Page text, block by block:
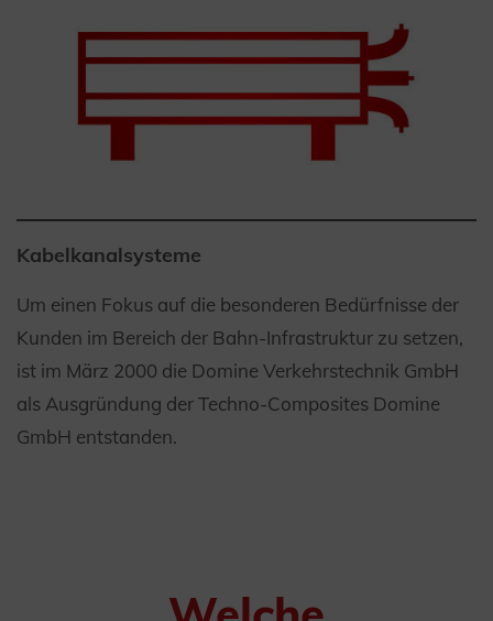
Kabelkanalsysteme
Um einen Fokus auf die besonderen Bedürfnisse der
Kunden im Bereich der Bahn-Infrastruktur zu setzen,
ist im März 2000 die Domine Verkehrstechnik GmbH
als Ausgründung der Techno-Composites Domine
GmbH entstanden.